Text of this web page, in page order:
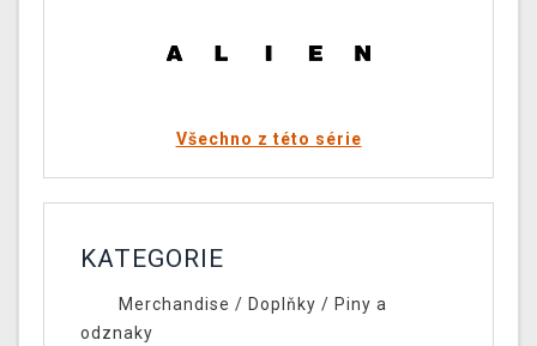
Všechno z této série
KATEGORIE
Merchandise / Doplňky / Piny a
odznaky